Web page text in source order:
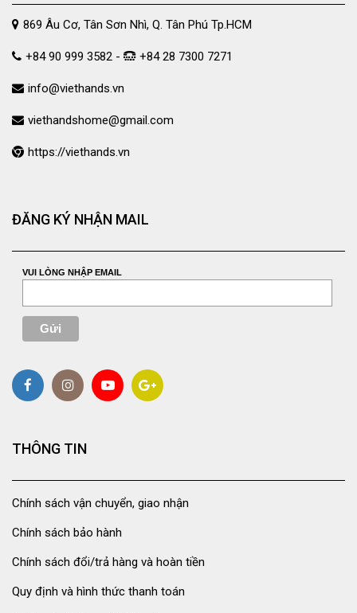
869 Âu Cơ, Tân Sơn Nhì, Q. Tân Phú Tp.HCM
+84 90 999 3582 - +84 28 7300 7271
info@viethands.vn
viethandshome@gmail.com
https://viethands.vn
ĐĂNG KÝ NHẬN MAIL
VUI LÒNG NHẬP EMAIL
THÔNG TIN
Chính sách vận chuyển, giao nhận
Chính sách bảo hành
Chính sách đổi/trả hàng và hoàn tiền
Quy định và hình thức thanh toán